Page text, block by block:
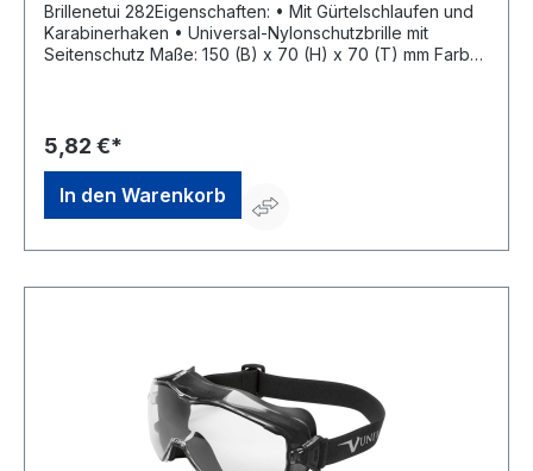
Brillenetui 282Eigenschaften: • Mit Gürtelschlaufen und
Karabinerhaken • Universal-Nylonschutzbrille mit
Seitenschutz Maße: 150 (B) x 70 (H) x 70 (T) mm Farbe:
5,82 €*
In den Warenkorb